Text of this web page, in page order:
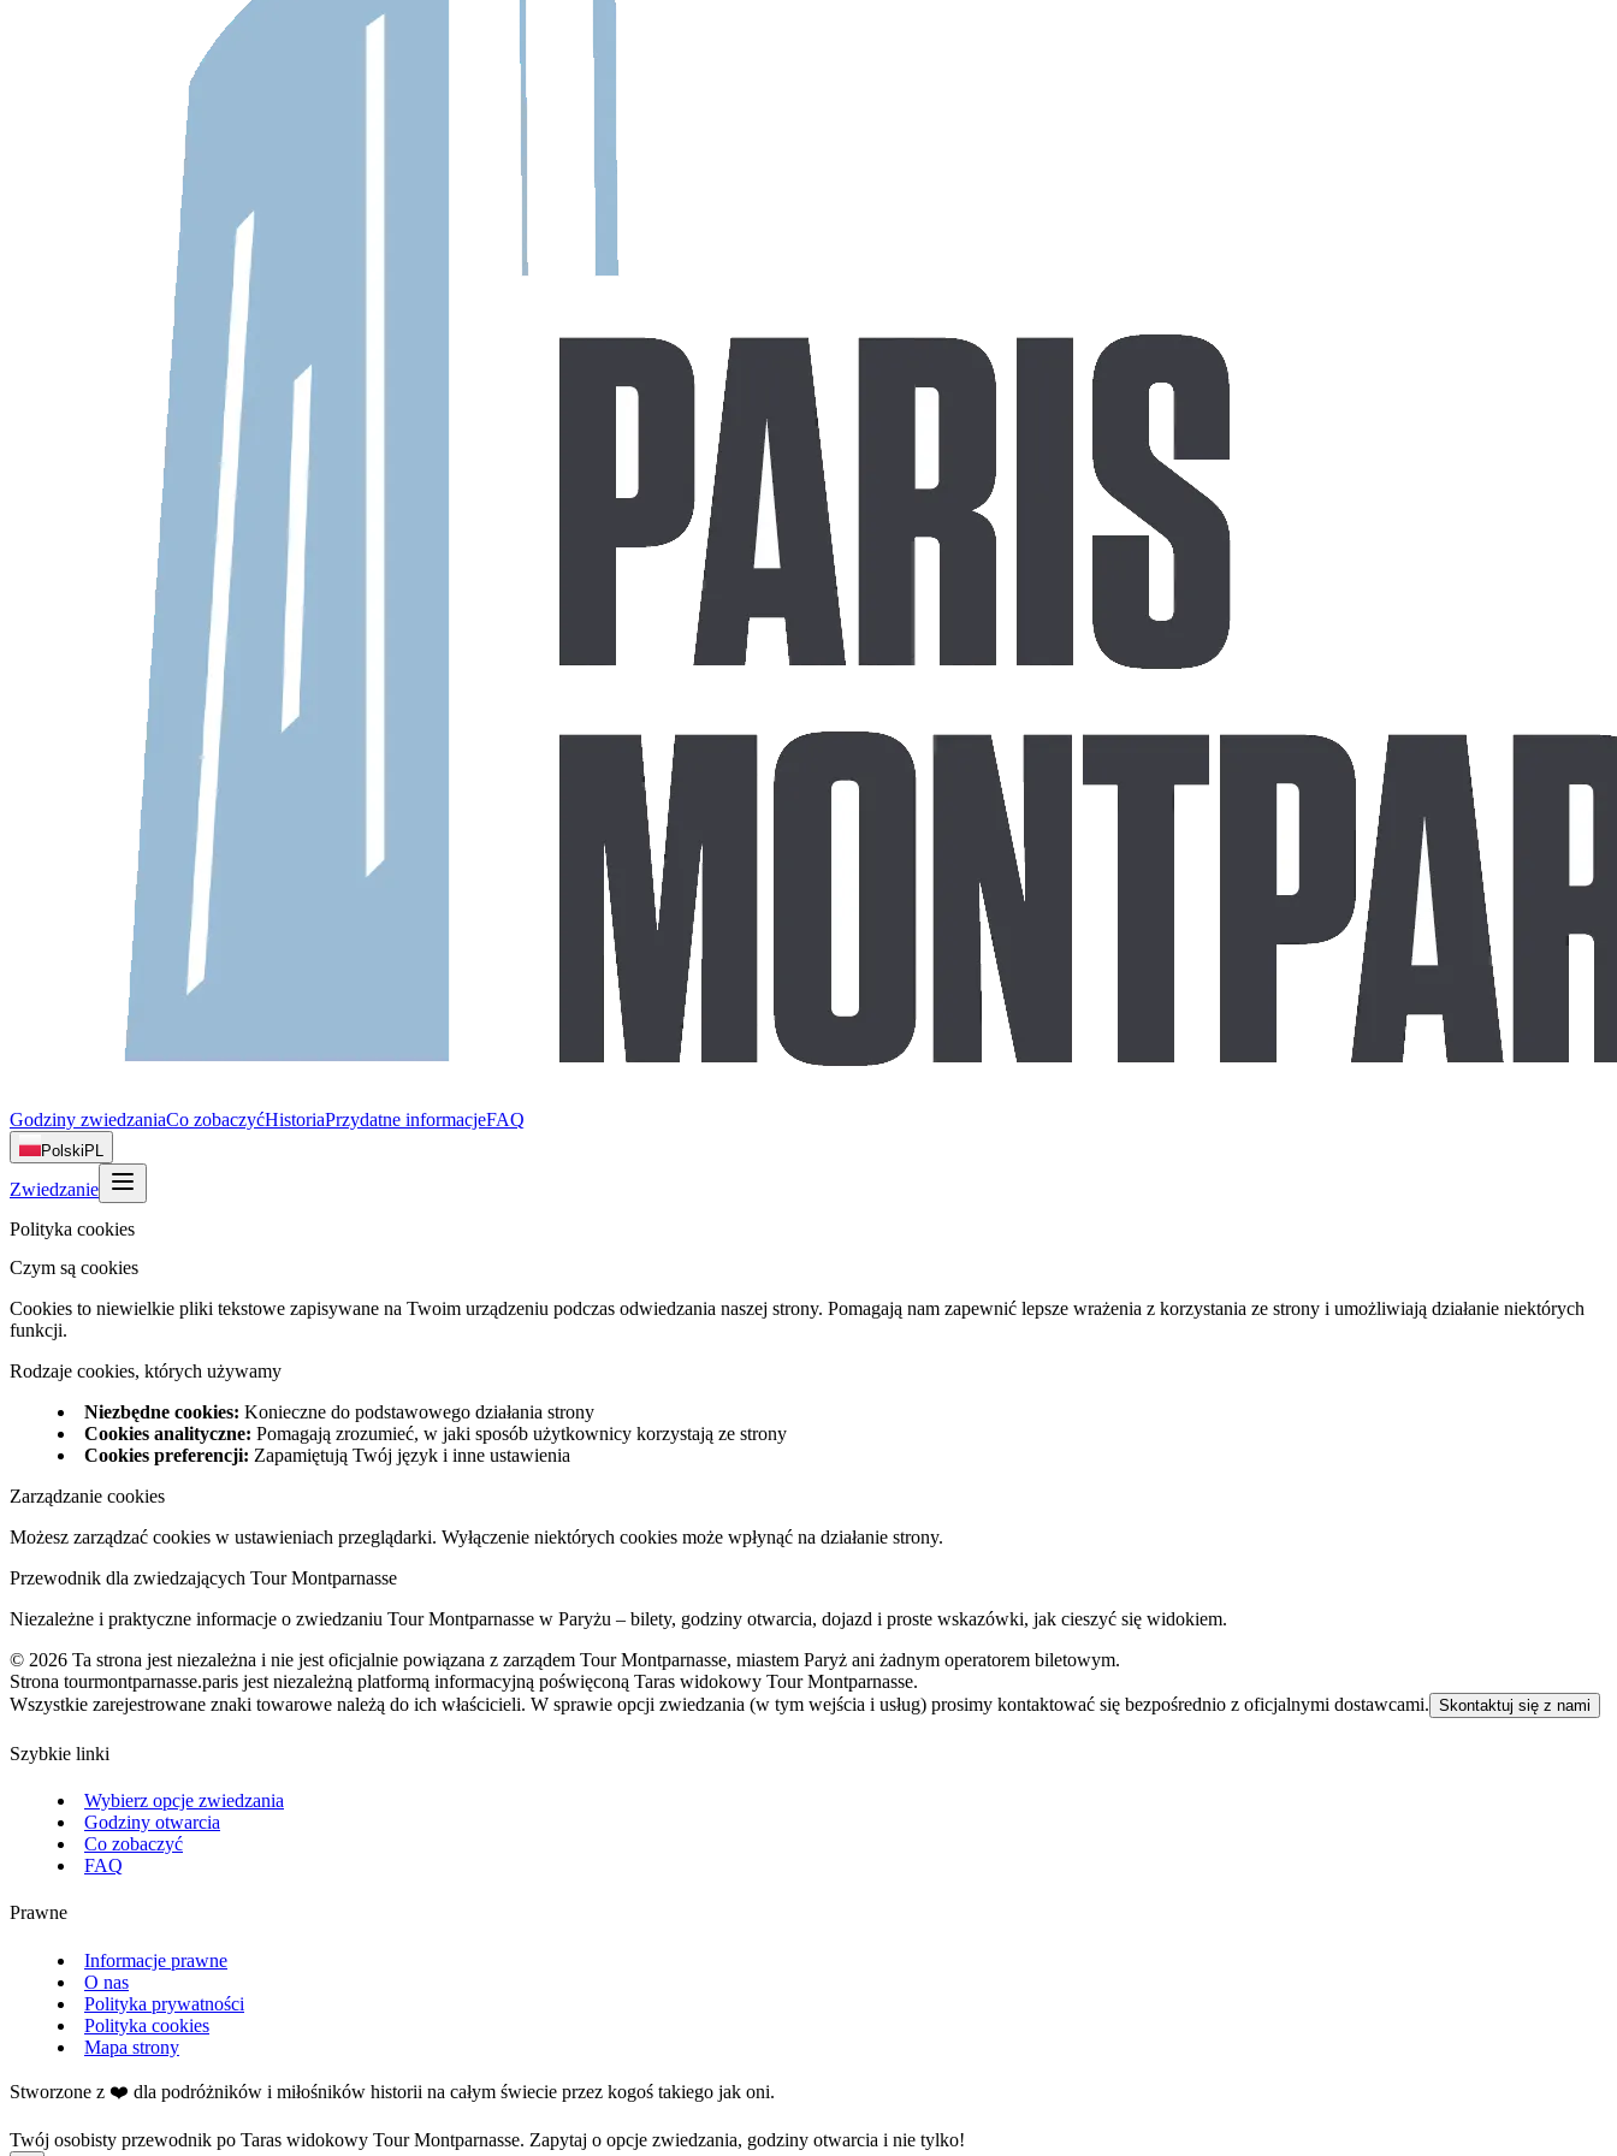
Godziny zwiedzaniaCo zobaczyćHistoriaPrzydatne informacjeFAQ
Polski PL
Zwiedzanie
Polityka cookies
Czym są cookies
Cookies to niewielkie pliki tekstowe zapisywane na Twoim urządzeniu podczas odwiedzania naszej strony. Pomagają nam zapewnić lepsze wrażenia z korzystania ze strony i umożliwiają działanie niektórych
funkcji.
Rodzaje cookies, których używamy
Niezbędne cookies: Konieczne do podstawowego działania strony
Cookies analityczne: Pomagają zrozumieć, w jaki sposób użytkownicy korzystają ze strony
Cookies preferencji: Zapamiętują Twój język i inne ustawienia
Zarządzanie cookies
Możesz zarządzać cookies w ustawieniach przeglądarki. Wyłączenie niektórych cookies może wpłynąć na działanie strony.
Przewodnik dla zwiedzających Tour Montparnasse
Niezależne i praktyczne informacje o zwiedzaniu Tour Montparnasse w Paryżu – bilety, godziny otwarcia, dojazd i proste wskazówki, jak cieszyć się widokiem.
© 2026 Ta strona jest niezależna i nie jest oficjalnie powiązana z zarządem Tour Montparnasse, miastem Paryż ani żadnym operatorem biletowym.
Strona tourmontparnasse.paris jest niezależną platformą informacyjną poświęconą Taras widokowy Tour Montparnasse.
Wszystkie zarejestrowane znaki towarowe należą do ich właścicieli. W sprawie opcji zwiedzania (w tym wejścia i usług) prosimy kontaktować się bezpośrednio z oficjalnymi dostawcami. Skontaktuj się z nami
Szybkie linki
Wybierz opcje zwiedzania
Godziny otwarcia
Co zobaczyć
FAQ
Prawne
Informacje prawne
O nas
Polityka prywatności
Polityka cookies
Mapa strony
Stworzone z ❤️ dla podróżników i miłośników historii na całym świecie przez kogoś takiego jak oni.
Twój osobisty przewodnik po Taras widokowy Tour Montparnasse. Zapytaj o opcje zwiedzania, godziny otwarcia i nie tylko!